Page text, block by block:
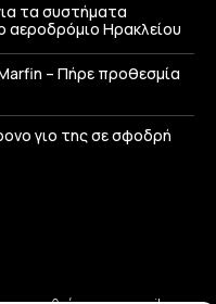
τα συστήματα
αεροδρόμιο Ηρακλείου
– Πήρε προθεσμία
γιο της σε σφοδρή